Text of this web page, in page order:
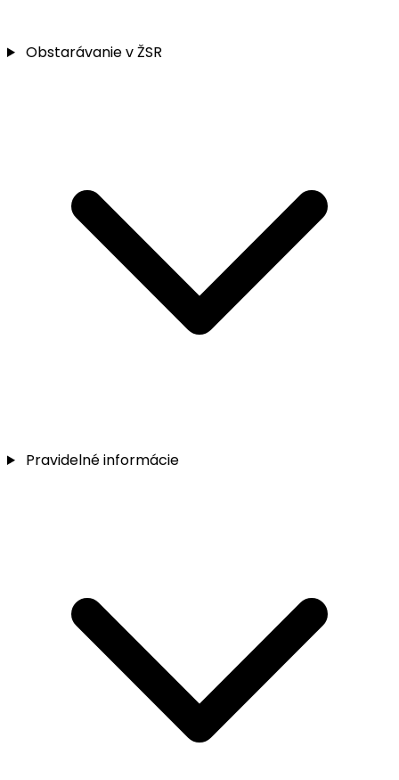
Obstarávanie v ŽSR
Pravidelné informácie